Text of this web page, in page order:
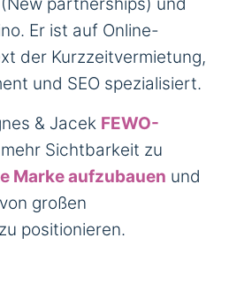
Er ist auf Online-
der Kurzzeitvermietung,
und SEO spezialisiert.
& Jacek FEWO-
Sichtbarkeit zu
Marke aufzubauen und
großen
positionieren.